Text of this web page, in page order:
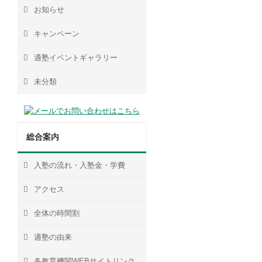
お知らせ
キャンペーン
適塾イベントギャラリー
未分類
総合案内
入塾の流れ・入塾金・学費
アクセス
全体の時間割
適塾の由来